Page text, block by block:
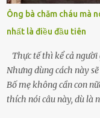
bận rộn với gia đình
xuân vào người chồng
chiếc xe buýt cuối ngày,
Ông bà chăm cháu mà
nhất là điều đầu tiên
Thực tế thì kể cả
Nhưng dùng cách này
Bố mẹ không cần con
thích nói câu này, dù là